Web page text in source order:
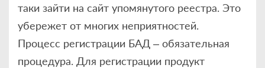
таки зайти на сайт упомянутого реестра. Это
убережет от многих неприятностей.
Процесс регистрации БАД – обязательная
процедура. Для регистрации продукт